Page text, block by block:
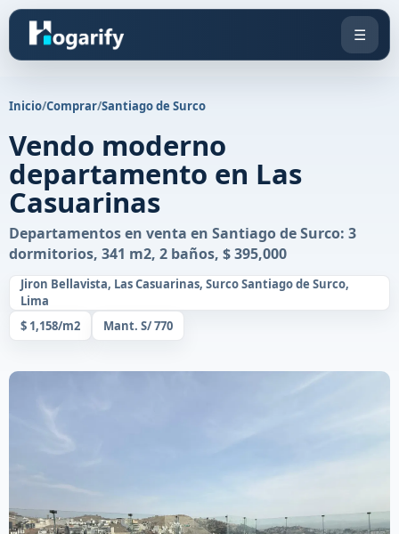
☰
Inicio/Comprar/Santiago de Surco
Vendo moderno
departamento en Las
Casuarinas
Departamentos en venta en Santiago de Surco: 3
dormitorios, 341 m2, 2 baños, $ 395,000
Jiron Bellavista, Las Casuarinas, Surco Santiago de Surco,
Lima
$ 1,158/m2
Mant. S/ 770